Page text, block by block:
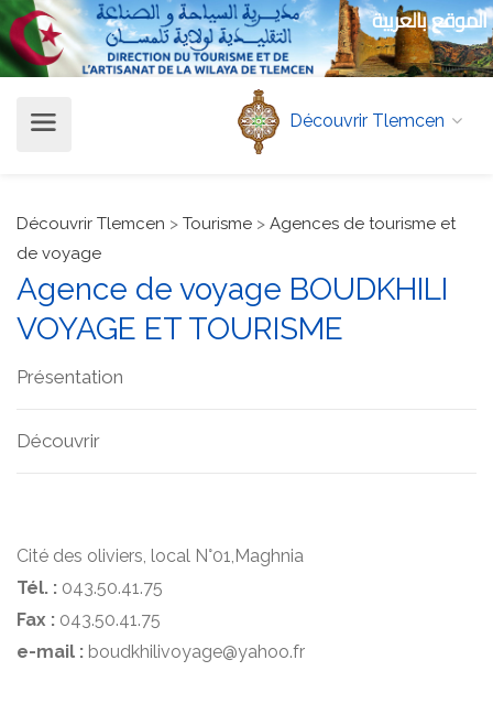
الموقع بالعربية
Découvrir Tlemcen
Découvrir Tlemcen > Tourisme > Agences de tourisme et
de voyage
Agence de voyage BOUDKHILI
VOYAGE ET TOURISME
Présentation
Découvrir
Cité des oliviers, local N°01,Maghnia
Tél. : 043.50.41.75
Fax : 043.50.41.75
e-mail : boudkhilivoyage@yahoo.fr